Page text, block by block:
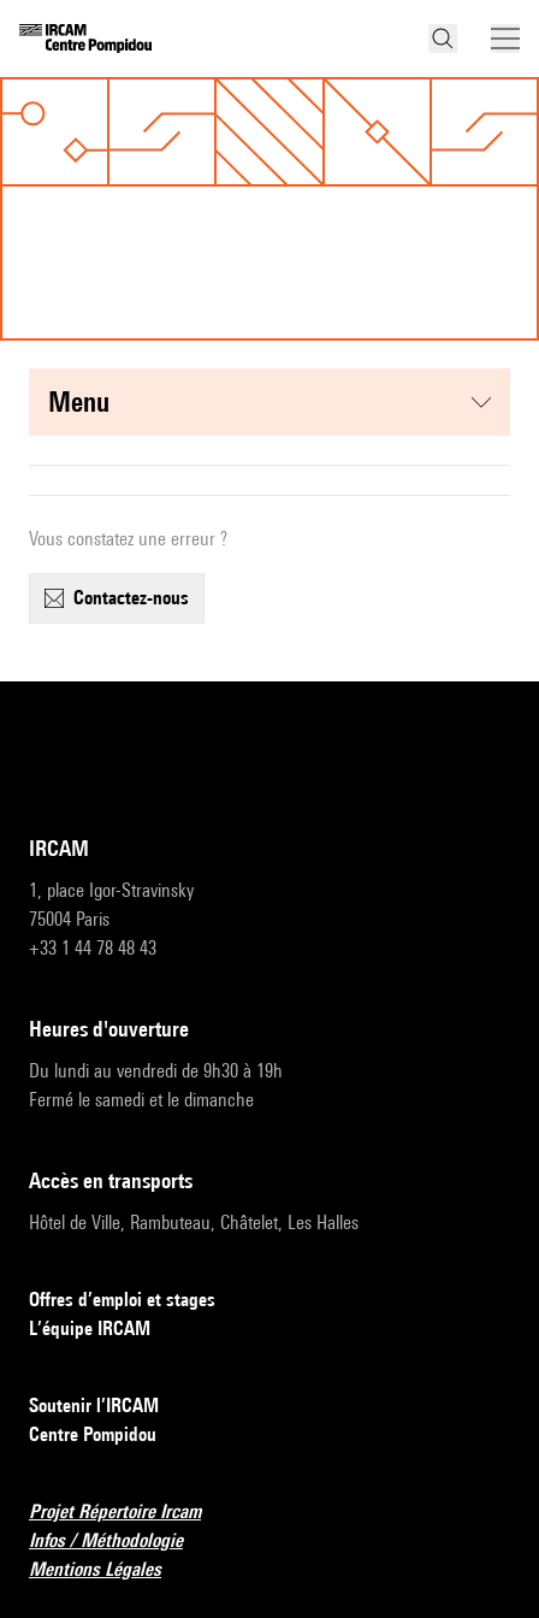
menu
Vous constatez une erreur ?
contactez-nous
IRCAM
1, place Igor-Stravinsky
75004 Paris
+33 1 44 78 48 43
heures d'ouverture
Du lundi au vendredi de 9h30 à 19h
Fermé le samedi et le dimanche
accès en transports
Hôtel de Ville, Rambuteau, Châtelet, Les Halles
Offres d’emploi et stages
L’équipe IRCAM
Soutenir l’IRCAM
Centre Pompidou
Projet Répertoire Ircam
Infos / Méthodologie
Mentions Légales